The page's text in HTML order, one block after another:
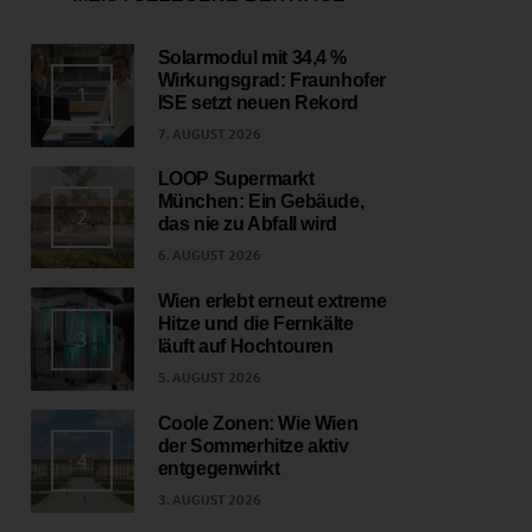
1
Solarmodul mit 34,4 %
Wirkungsgrad: Fraunhofer
ISE setzt neuen Rekord
7. AUGUST 2026
2
LOOP Supermarkt
München: Ein Gebäude,
das nie zu Abfall wird
6. AUGUST 2026
3
Wien erlebt erneut extreme
Hitze und die Fernkälte
läuft auf Hochtouren
5. AUGUST 2026
4
Coole Zonen: Wie Wien
der Sommerhitze aktiv
entgegenwirkt
3. AUGUST 2026